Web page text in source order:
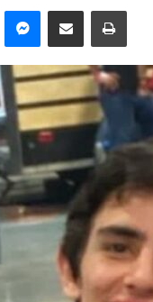
MessengerCompartir por correo electrónico